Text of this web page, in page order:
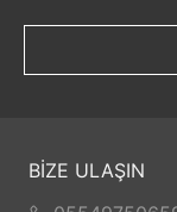
BİZE ULAŞIN